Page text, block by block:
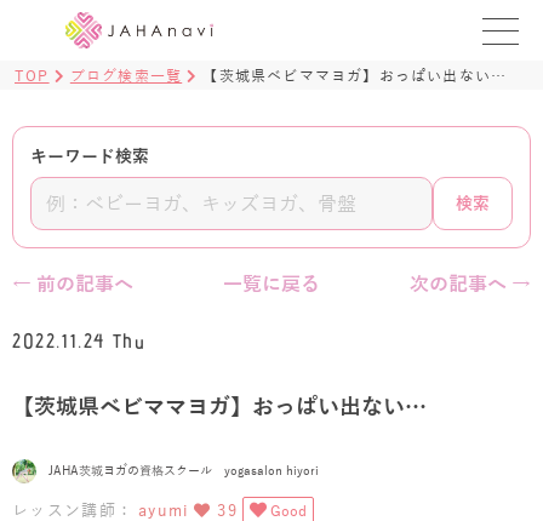
教室を探す
BLOG
ヨガ資格講座 ›
JAHAYOGA
TOP ブログ検索一覧 【茨城県ベビママヨガ】おっぱい出ない…
キーワード検索
検索
← 前の記事へ 一覧に戻る 次の記事へ →
2022.11.24 Thu
【茨城県ベビママヨガ】おっぱい出ない…
JAHA茨城ヨガの資格スクール yogasalon hiyori
レッスン講師： ayumi 39 Good